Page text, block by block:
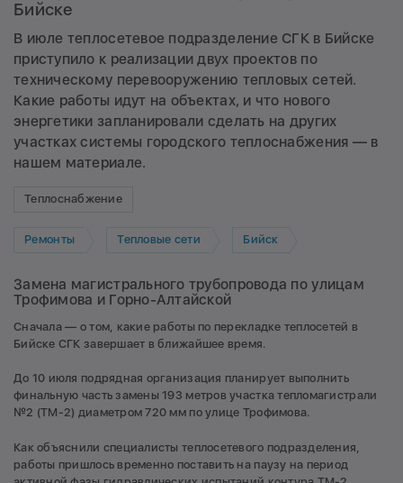
Бийске
В июле теплосетевое подразделение СГК в Бийске
приступило к реализации двух проектов по
техническому перевооружению тепловых сетей.
Какие работы идут на объектах, и что нового
энергетики запланировали сделать на других
участках системы городского теплоснабжения — в
нашем материале.
Теплоснабжение
Ремонты Тепловые сети Бийск
Замена магистрального трубопровода по улицам
Трофимова и Горно-Алтайской
Сначала — о том, какие работы по перекладке теплосетей в
Бийске СГК завершает в ближайшее время.
До 10 июля подрядная организация планирует выполнить
финальную часть замены 193 метров участка тепломагистрали
№2 (ТМ-2) диаметром 720 мм по улице Трофимова.
Как объяснили специалисты теплосетевого подразделения,
работы пришлось временно поставить на паузу на период